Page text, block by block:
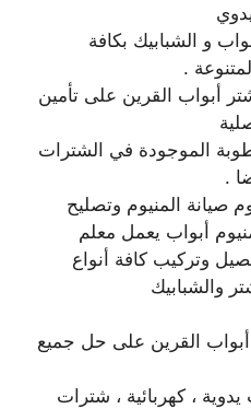
و الشبابيك بكافة
.
أبواب القرين على تأمين
الموجودة في الشترات
.
صيانة المنيوم وتصليح
أبواب يعمل معلم
وتركيب كافة أنواع
والشبابيك
أبواب القرين على حل جميع
، كهربائية ، شترات